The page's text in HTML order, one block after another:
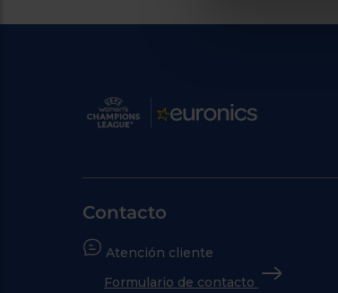
Contacto
Atención cliente
Formulario de contacto